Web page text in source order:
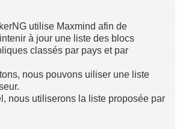
utilise Maxmind afin de
à jour une liste des blocs
classés par pays et par
nous pouvons uiliser une liste
nous utiliserons la liste proposée par